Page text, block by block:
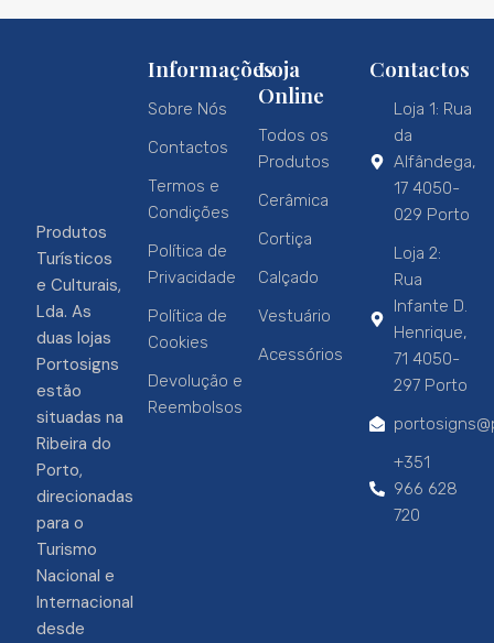
Produtos
Turísticos
e Culturais,
Lda. As
duas lojas
Portosigns
estão
situadas na
Ribeira do
Porto,
direcionadas
para o
Turismo
Nacional e
Internacional
desde
Informações
Sobre Nós
Contactos
Termos e
Condições
Política de
Privacidade
Política de
Cookies
Devolução e
Reembolsos
Loja
Online
Todos os
Produtos
Cerâmica
Cortiça
Calçado
Vestuário
Acessórios
Contactos
Loja 1: Rua
da
Alfândega,
17 4050-
029 Porto
Loja 2:
Rua
Infante D.
Henrique,
71 4050-
297 Porto
+351
966 628
720